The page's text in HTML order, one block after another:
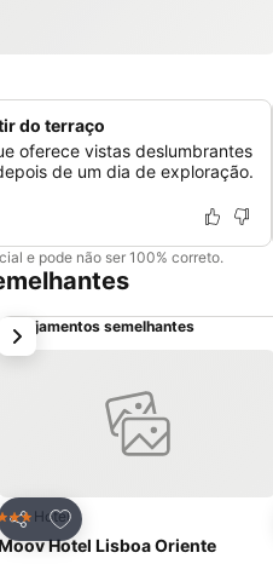
do terraço
oferece vistas deslumbrantes
de um dia de exploração.
e pode não ser 100% correto.
Alojamentos semelhantes
Partilhar
Adicionar aos favoritos
Estrelas
Hotel
Hotel Lisboa Oriente
próximo